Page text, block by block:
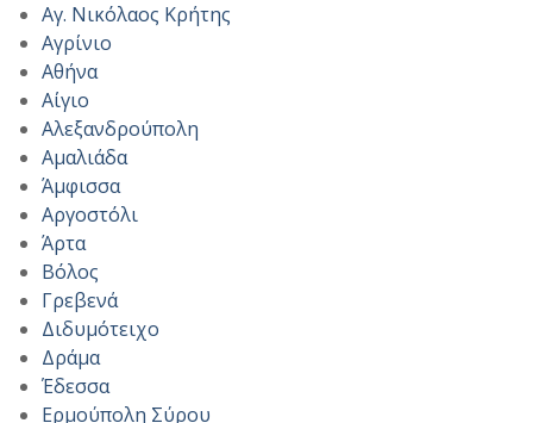
Αγ. Νικόλαος Κρήτης
Αγρίνιο
Αθήνα
Αίγιο
Αλεξανδρούπολη
Αμαλιάδα
Άμφισσα
Αργοστόλι
Άρτα
Βόλος
Γρεβενά
Διδυμότειχο
Δράμα
Έδεσσα
Ερμούπολη Σύρου